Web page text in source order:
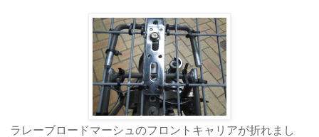
ラレーブロードマーシュのフロントキャリアが折れまし